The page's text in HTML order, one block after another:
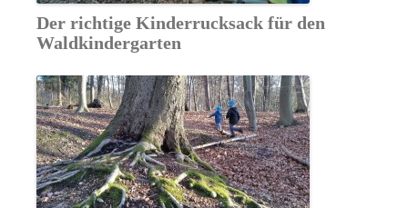
Der richtige Kinderrucksack für den
Waldkindergarten